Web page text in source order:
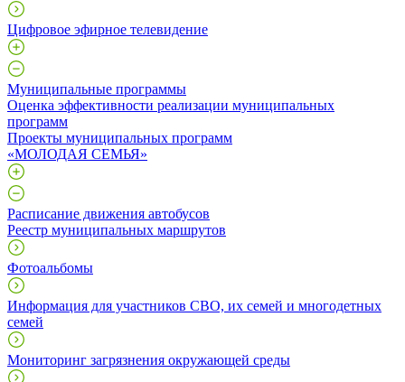
Цифровое эфирное телевидение
Муниципальные программы
Оценка эффективности реализации муниципальных
программ
Проекты муниципальных программ
«МОЛОДАЯ СЕМЬЯ»
Расписание движения автобусов
Реестр муниципальных маршрутов
Фотоальбомы
Информация для участников СВО, их семей и многодетных
семей
Мониторинг загрязнения окружающей среды